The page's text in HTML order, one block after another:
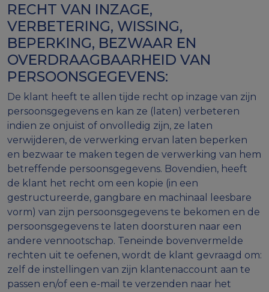
RECHT VAN INZAGE,
VERBETERING, WISSING,
BEPERKING, BEZWAAR EN
OVERDRAAGBAARHEID VAN
PERSOONSGEGEVENS:
De klant heeft te allen tijde recht op inzage van zijn
persoonsgegevens en kan ze (laten) verbeteren
indien ze onjuist of onvolledig zijn, ze laten
verwijderen, de verwerking ervan laten beperken
en bezwaar te maken tegen de verwerking van hem
betreffende persoonsgegevens. Bovendien, heeft
de klant het recht om een kopie (in een
gestructureerde, gangbare en machinaal leesbare
vorm) van zijn persoonsgegevens te bekomen en de
persoonsgegevens te laten doorsturen naar een
andere vennootschap. Teneinde bovenvermelde
rechten uit te oefenen, wordt de klant gevraagd om:
zelf de instellingen van zijn klantenaccount aan te
passen en/of een e-mail te verzenden naar het